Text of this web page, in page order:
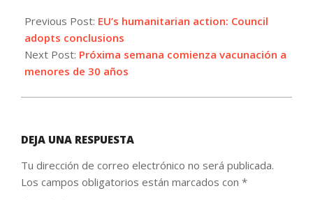
05-
20
Previous Post: EU’s humanitarian action: Council
adopts conclusions
Next Post: Próxima semana comienza vacunación a
menores de 30 años
DEJA UNA RESPUESTA
Tu dirección de correo electrónico no será publicada.
Los campos obligatorios están marcados con *